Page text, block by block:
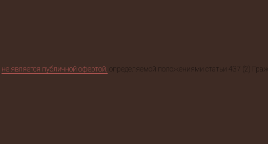
не является публичной офертой, определяемой положениями статьи 437 (2)